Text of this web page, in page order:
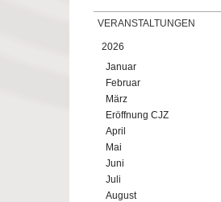
VERANSTALTUNGEN
2026
Januar
Februar
März
Eröffnung CJZ
April
Mai
Juni
Juli
August